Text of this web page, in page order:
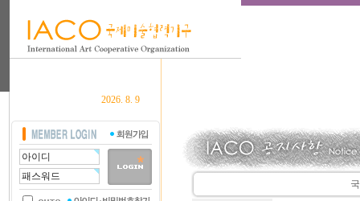
2026. 8. 9